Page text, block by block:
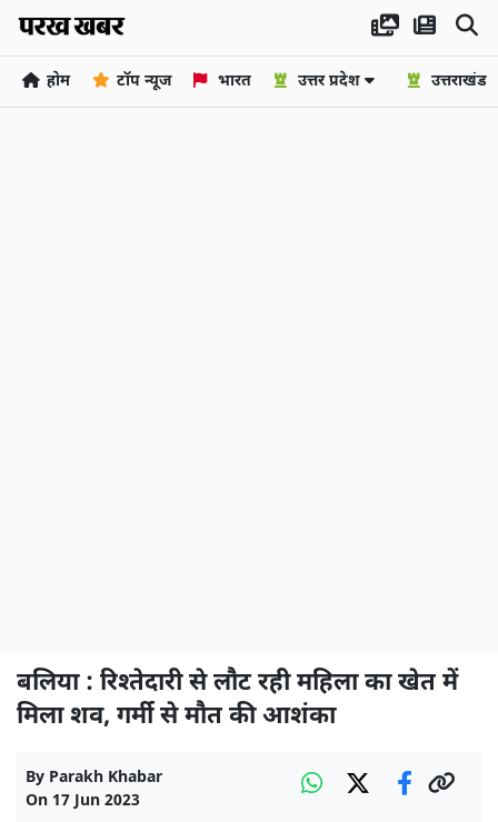
होम टॉप न्यूज भारत उत्तर प्रदेश उत्तराखंड
बलिया : रिश्तेदारी से लौट रही महिला का खेत में
मिला शव, गर्मी से मौत की आशंका
By Parakh Khabar
On 17 Jun 2023